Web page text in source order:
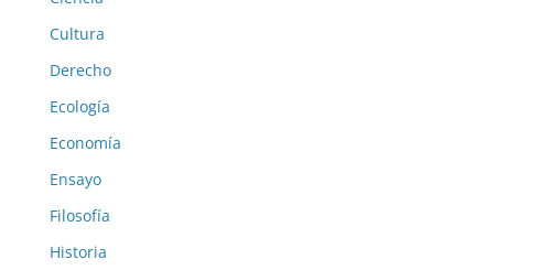
Cultura
Derecho
Ecología
Economía
Ensayo
Filosofía
Historia